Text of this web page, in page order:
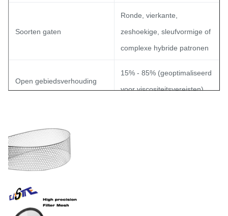
Soorten gaten
Ronde, vierkante,
zeshoekige, sleufvormige of
complexe hybride patronen
Open gebiedsverhouding
15% - 85% (geoptimaliseerd
voor viscositeitsvereisten)
Oppervlakteafwerkingen
Materiaal